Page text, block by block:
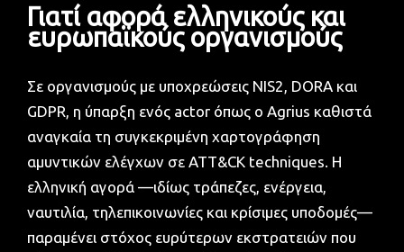
Γιατί αφορά ελληνικούς και
ευρωπαϊκούς οργανισμούς
Σε οργανισμούς με υποχρεώσεις NIS2, DORA και
GDPR, η ύπαρξη ενός actor όπως ο Agrius καθιστά
αναγκαία τη συγκεκριμένη χαρτογράφηση
αμυντικών ελέγχων σε ATT&CK techniques. Η
ελληνική αγορά —ιδίως τράπεζες, ενέργεια,
ναυτιλία, τηλεπικοινωνίες και κρίσιμες υποδομές—
παραμένει στόχος ευρύτερων εκστρατειών που